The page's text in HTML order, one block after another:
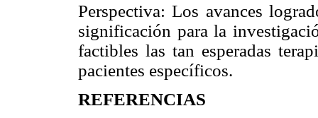
Perspectiva: Los avances
significación para la
factibles las tan esperadas
pacientes específicos.
REFERENCIAS